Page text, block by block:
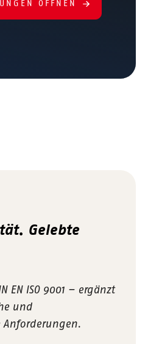
ÖFFNEN
Gelebte
EN ISO 9001 – ergänzt
und